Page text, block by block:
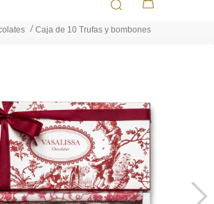
Caja de 10 Trufas y bombones